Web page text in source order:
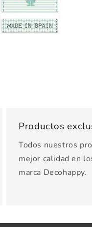
Productos
Todos nuestros
mejor calidad en
marca Decohappy.